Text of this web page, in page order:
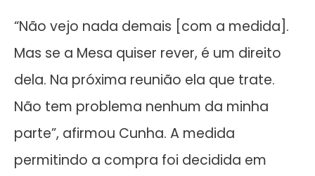
“Não vejo nada demais [com a medida].
Mas se a Mesa quiser rever, é um direito
dela. Na próxima reunião ela que trate.
Não tem problema nenhum da minha
parte”, afirmou Cunha. A medida
permitindo a compra foi decidida em